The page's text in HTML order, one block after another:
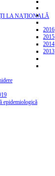
LA NAȚIONALĂ
2016
2015
2014
2013
epidemiologică